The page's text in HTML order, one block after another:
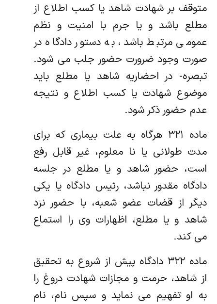
متوقف بر شهادت شاهد یا کسب اطلاع از
مطلع باشد و یا جرم با امنیت و نظم
عمومی مرتبط باشد، به دستور دادگاه در
صورت وجود ضرورت حضور جلب می شود.
تبصره- در احضاریه شاهد یا مطلع باید
موضوع شهادت یا کسب اطلاع و نتیجه
عدم حضور ذکر شود.
ماده ۳۲۱ هرگاه به علت بیماری که برای
مدت طولانی یا نا معلوم، غیر قابل رفع
است، حضور شاهد و یا مطلع در جلسه
دادگاه مقدور نباشد، رئیس دادگاه یا یکی
دیگر از قضات عضو شعبه، با حضور نزد
شاهد و یا مطلع، اظهارات وی را استماع
می کند.
ماده ۳۲۲ دادگاه پیش از شروع به تحقیق
از شاهد، حرمت و مجازات شهادت دروغ را
به او تفهیم می نماید و سپس نام، نام